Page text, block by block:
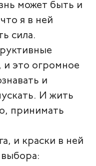
может быть и
я в ней
сила.
и это огромное
и
И жить
принимать
и краски в ней
выбора: